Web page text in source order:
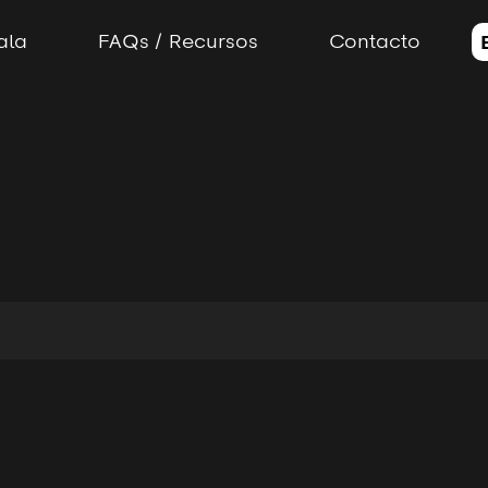
FAQs / Recursos Contacto